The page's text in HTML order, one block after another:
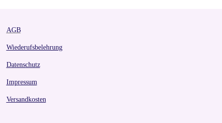
AGB
Wiederufsbelehrung
Datenschutz
Impressum
Versandkosten